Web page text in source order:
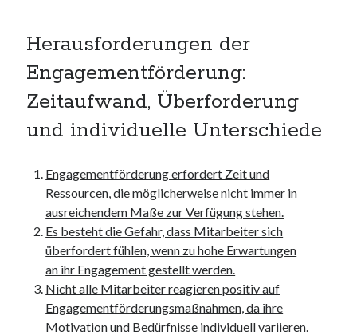
Herausforderungen der
Engagementförderung:
Zeitaufwand, Überforderung
und individuelle Unterschiede
Engagementförderung erfordert Zeit und
Ressourcen, die möglicherweise nicht immer in
ausreichendem Maße zur Verfügung stehen.
Es besteht die Gefahr, dass Mitarbeiter sich
überfordert fühlen, wenn zu hohe Erwartungen
an ihr Engagement gestellt werden.
Nicht alle Mitarbeiter reagieren positiv auf
Engagementförderungsmaßnahmen, da ihre
Motivation und Bedürfnisse individuell variieren.